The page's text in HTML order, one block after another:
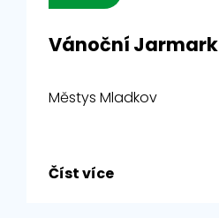
Vánoční Jarmark
Městys Mladkov
Číst více